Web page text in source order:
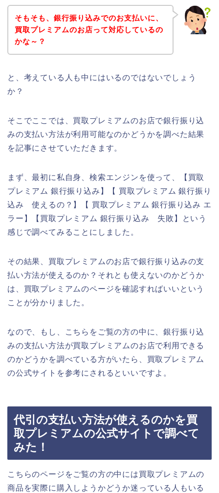
そもそも、銀行振り込みでのお支払いに、
買取プレミアムのお店って対応しているの
かな～？
と、考えている人も中にはいるのではないでしょう
か？
そこでここでは、買取プレミアムのお店で銀行振り込
みの支払い方法が利用可能なのかどうかを調べた結果
を記事にさせていただきます。
まず、最初に私自身、検索エンジンを使って、【買取
プレミアム 銀行振り込み】【 買取プレミアム 銀行振り
込み 使えるの？】【 買取プレミアム 銀行振り込み エ
ラー】【買取プレミアム 銀行振り込み 失敗】という
感じで調べてみることにしました。
その結果、買取プレミアムのお店で銀行振り込みの支
払い方法が使えるのか？それとも使えないのかどうか
は、買取プレミアムのページを確認すればいいという
ことが分かりました。
なので、もし、こちらをご覧の方の中に、銀行振り込
みの支払い方法が買取プレミアムのお店で利用できる
のかどうかを調べている方がいたら、買取プレミアム
の公式サイトを参考にされるといいですよ。
代引の支払い方法が使えるのかを買
取プレミアムの公式サイトで調べて
みた！
こちらのページをご覧の方の中には買取プレミアムの
商品を実際に購入しようかどうか迷っている人もいる